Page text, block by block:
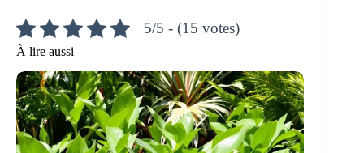
5/5 - (15 votes)
À lire aussi